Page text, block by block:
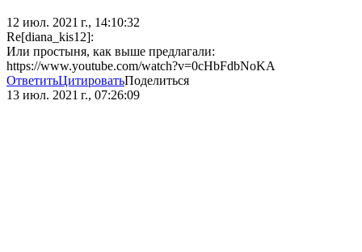
12 июл. 2021 г., 14:10:32
Re[diana_kis12]:
Или простыня, как выше предлагали:
https://www.youtube.com/watch?v=0cHbFdbNoKA
ОтветитьЦитироватьПоделиться
13 июл. 2021 г., 07:26:09